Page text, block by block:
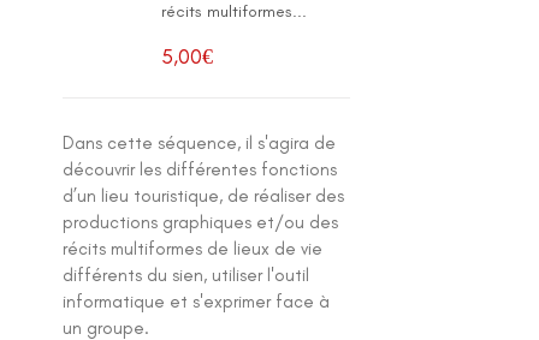
récits multiformes...
5,00€
Dans cette séquence, il s'agira de
découvrir les différentes fonctions
d’un lieu touristique, de réaliser des
productions graphiques et/ou des
récits multiformes de lieux de vie
différents du sien, utiliser l'outil
informatique et s'exprimer face à
un groupe.